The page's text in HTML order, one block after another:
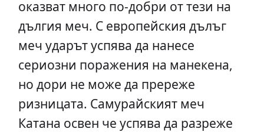
оказват много по-добри от тези на
дългия меч. С европейския дълъг
меч ударът успява да нанесе
сериозни поражения на манекена,
но дори не може да пререже
ризницата. Самурайският меч
Катана освен че успява да разреже